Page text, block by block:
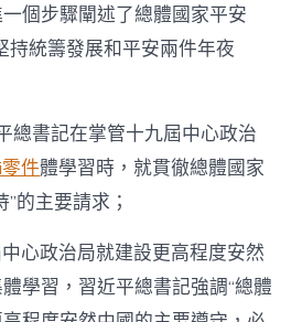
個步驟闡述了總體國家平安
持統籌發展和平安兩件年夜
總書記在掌管十九屆中心政治
件體學習時，就貫徹總體國家
的主要請求；
心政治局就建設更高程度安然
學習，習近平總書記強調“總體